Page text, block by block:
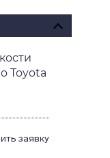
Toyota
заявку